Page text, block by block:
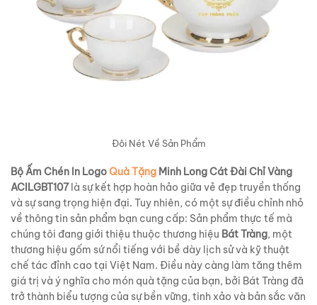
Đôi Nét Về Sản Phẩm
Bộ Ấm Chén In LogoQuà Tặng Minh Long Cát Đài Chỉ Vàng
ACILGBT107là sự kết hợp hoàn hảo giữa vẻ đẹp truyền thống
và sự sang trọng hiện đại. Tuy nhiên, có một sự điều chỉnh nhỏ
về thông tin sản phẩm bạn cung cấp: Sản phẩm thực tế mà
chúng tôi đang giới thiệu thuộc thương hiệu Bát Tràng, một
thương hiệu gốm sứ nổi tiếng với bề dày lịch sử và kỹ thuật
chế tác đỉnh cao tại Việt Nam. Điều này càng làm tăng thêm
giá trị và ý nghĩa cho món quà tặng của bạn, bởi Bát Tràng đã
trở thành biểu tượng của sự bền vững, tinh xảo và bản sắc văn